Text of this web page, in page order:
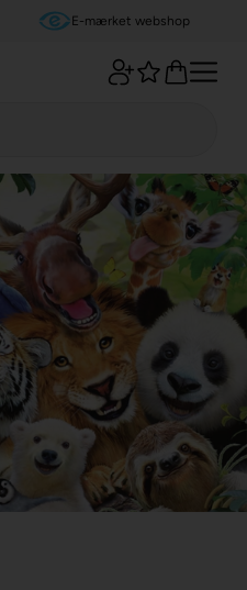
E-mærket webshop